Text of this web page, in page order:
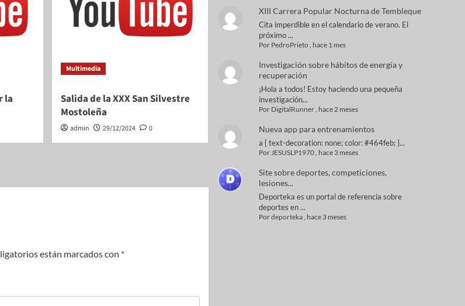
la
Multimedia
Salida de la XXX San Silvestre
Mostoleña
admin 29/12/2024 0
están marcados con *
XIII Carrera Popular Nocturna de Tembleque
Cita imperdible en el calendario de verano. El
próximo ...
Por PedroPrieto , hace 1 mes
Investigación sobre hábitos de energía y
recuperación
¡Hola a todos! Estoy haciendo una pequeña
investigación...
Por DigitalRunner, hace 2 meses
Nueva app para entrenamientos
a { text-decoration: none; color: #464feb; }...
PorJESUSLP1970, hace 3 meses
Site sobre deportes, competiciones,
lesiones...
Deporteka es un portal de referencia sobre
deportes en ...
Pordeporteka, hace 3 meses